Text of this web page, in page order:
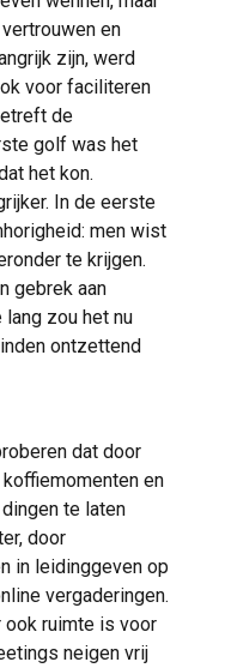
en
zijn, werd
voor faciliteren
de
golf was het
het kon.
In de eerste
men wist
te krijgen.
gebrek aan
zou het nu
ontzettend
dat door
en
te laten
door
in leidinggeven op
vergaderingen.
ook ruimte is voor
neigen vrij